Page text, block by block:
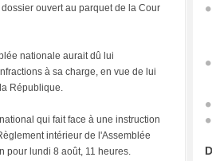
ouvert au parquet de la Cour
nationale aurait dû lui
à sa charge, en vue de lui
République.
qui fait face à une instruction
intérieur de l'Assemblée
pour lundi 8 août, 11 heures.